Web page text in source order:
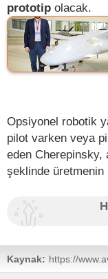
prototip olacak.
Opsiyonel robotik
pilot varken veya
eden Cherepinsky,
şeklinde üretmenin
Kaynak: https://
moves-